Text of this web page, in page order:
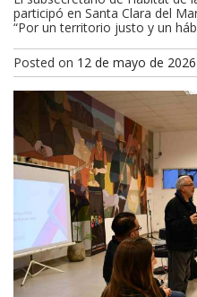
participó en Santa Clara del
“Por un territorio justo y un
Posted on 12 de mayo de 2026